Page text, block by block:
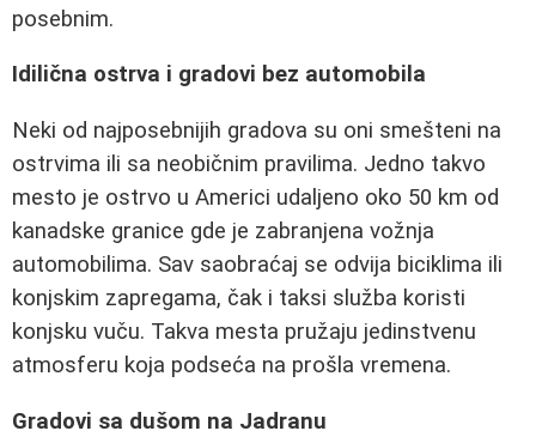
posebnim.
Idilična ostrva i gradovi bez automobila
Neki od najposebnijih gradova su oni smešteni na
ostrvima ili sa neobičnim pravilima. Jedno takvo
mesto je ostrvo u Americi udaljeno oko 50 km od
kanadske granice gde je zabranjena vožnja
automobilima. Sav saobraćaj se odvija biciklima ili
konjskim zapregama, čak i taksi služba koristi
konjsku vuču. Takva mesta pružaju jedinstvenu
atmosferu koja podseća na prošla vremena.
Gradovi sa dušom na Jadranu